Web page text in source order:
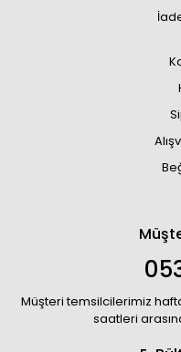
Müşteri temsilcilerimiz
saatleri